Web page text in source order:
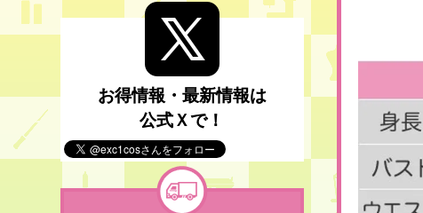
お得情報・最新情報は
公式Ｘで！